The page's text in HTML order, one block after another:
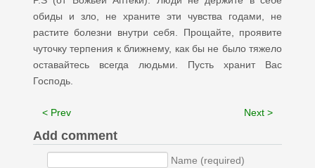
обиды и зло, не храните эти чувства годами, не
растите болезни внутри себя. Прощайте, проявите
чуточку терпения к ближнему, как бы не было тяжело
оставайтесь всегда людьми. Пусть хранит Вас
Господь.
< Prev Next >
Add comment
Name (required)